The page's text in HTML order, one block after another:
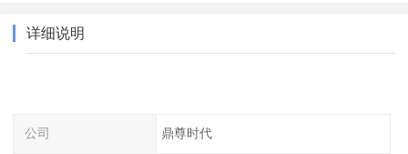
详细说明
公司 鼎尊时代